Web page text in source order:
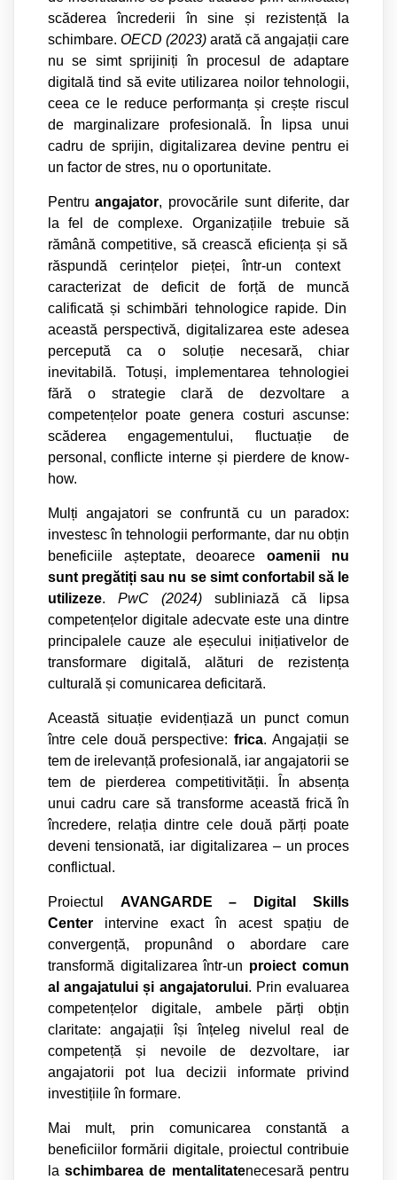
scăderea încrederii în sineși rezistență la
schimbare. OECD (2023) arată că angajații care
nu se simt sprijiniți în procesul de adaptare
digital ă tind să evite utilizarea noilor tehnologii,
ceea ce le reduce performanțași crește riscul
de marginalizare profesional ă. În lipsa unui
cadru de sprijin, digitalizarea devine pentru ei
un factor de stres, nu o oportunitate.
Pentru angajator, provocările sunt diferite, dar
la fel de complexe. Organizațiile trebuie să
rămână competitive, să crească eficiența și să
răspundă cerințelor pieței, într-un context
caracterizat de deficit de forță de muncă
calificată și schimbări tehnologice rapide. Din
această perspectivă, digitalizarea este adesea
percepută ca o soluție necesară, chiar
inevitabil ă. Totuși, implementarea tehnologiei
fără o strategie clară de dezvoltare a
competențelor poate genera costuri ascunse:
scăderea engagementului, fluctuație de
personal, conflicte interne și pierdere de know-
how.
Mul ți angajatori se confruntă cu un paradox:
investesc în tehnologii performante, dar nu obțin
beneficiile așteptate, deoarece
oamenii nu
sunt pregătiți sau nu se simt confortabil să le
utilizeze. PwC (2024) subliniază că lipsa
competențelor digitale adecvate este una dintre
principalele cauze ale eșecului inițiativelor de
transformare digital ă, al ături de rezistența
cultural ă și comunicarea deficitară.
Această situație evidențiază un punct comun
între cele două perspective: frica. Angajații se
tem de irelevanță profesional ă, iar angajatorii se
tem de pierderea competitivității. În absența
unui cadru care să transforme această frică în
încredere, relația dintre cele două părți poate
deveni tensionată, iar digitalizarea – un proces
conflictual.
Proiectul
AVANGARDE – Digital Skills
Center
intervine exact în acest spațiu de
convergență, propunând o abordare care
transformă digitalizarea într-un proiect comun
al angajatuluiși angajatorului. Prin evaluarea
competențelor digitale, ambele părți obțin
claritate: angajații își înțeleg nivelul real de
competență și nevoile de dezvoltare, iar
angajatorii pot lua decizii informate privind
investițiile în formare.
Mai mult, prin comunicarea constantă a
beneficiilor formării digitale, proiectul contribuie
la schimbarea de mentalitatenecesară pentru